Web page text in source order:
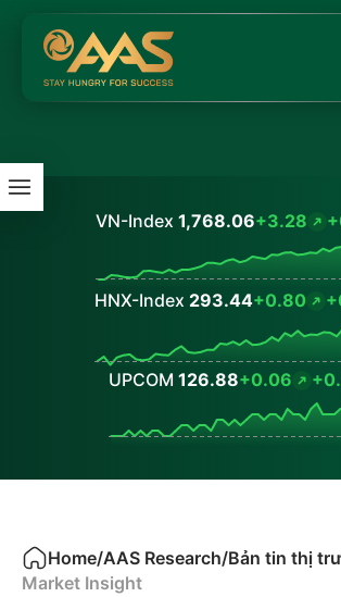
VN-Index 1,768.06+3.28
HNX-Index 293.44+0.80
UPCOM 126.88+0.06
Home/AAS Research/Bản tin thị
Market Insight